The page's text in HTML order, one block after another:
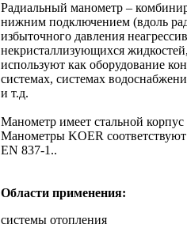
Радиальный манометр –
нижним подключением (вдоль
избыточного давления
некристаллизующихся
используют как оборудование
системах, системах
и т.д.
Манометр имеет стальной корпус
Манометры KOER соответствуют
EN 837-1..
Области применения:
системы отопления